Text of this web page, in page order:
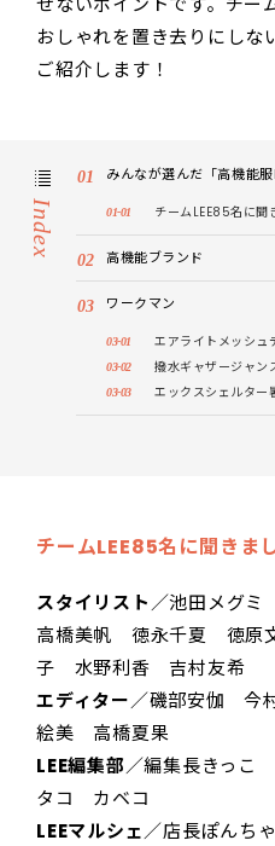
おしゃれを置き去りにしな
ご紹介します！
Index
みんなが選んだ「高機能服
チームLEE85名に聞
高機能ブランド
ワークマン
エアライトメッシュ
撥水ギャザージャン
エックスシェルター
チームLEE85名に聞きま
スタイリスト／池田メグ
高橋美帆 徳永千夏 徳原
子 水野利香 吉村友希
エディター／磯部安伽 今
絵美 高橋夏果
LEE編集部／編集長きっ
タコ カベコ
LEEマルシェ／店長ぽんち